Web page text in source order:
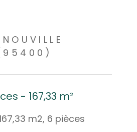
- 167,33 m²
m2, 6 pièces